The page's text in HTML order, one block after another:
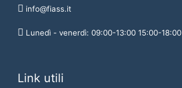
info@fiass.it
Lunedì - venerdì: 09:00-13:00 15:00-18:00
Link utili